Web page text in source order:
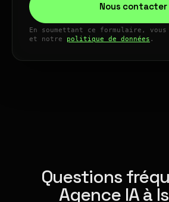
Nous contacter
En soumettant ce formulaire, vous
et notre politique de données .
Questions
Agence IA à